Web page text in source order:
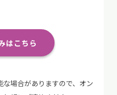
はこちら
場合がありますので、オン